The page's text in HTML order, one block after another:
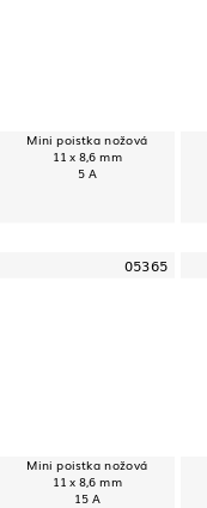
Mini poistka nožová
11 x 8,6 mm
5 A
05365
Mini poistka nožová
11 x 8,6 mm
15 A